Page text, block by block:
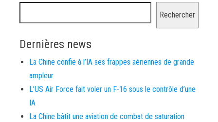
Rechercher
Dernières news
La Chine confie à l’IA ses frappes aériennes de grande
ampleur
L’US Air Force fait voler un F-16 sous le contrôle d’une
IA
La Chine bâtit une aviation de combat de saturation